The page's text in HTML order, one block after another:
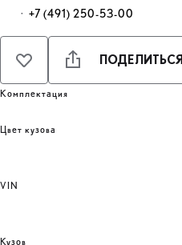
· +7 (491) 250-53-00
ПОДЕЛИТЬСЯ
Комплектация
Цвет кузова
VIN
Кузов